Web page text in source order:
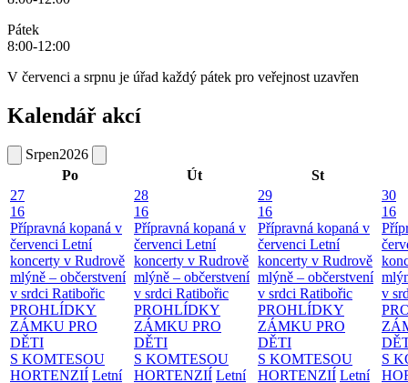
Pátek
8:00-12:00
V červenci a srpnu je úřad každý pátek pro veřejnost uzavřen
Kalendář akcí
Srpen2026
Po
Út
St
27
16
Přípravná kopaná v
červenci Letní
koncerty v Rudrově
mlýně – občerstvení
v srdci Ratibořic
PROHLÍDKY
ZÁMKU PRO
DĚTI
S KOMTESOU
HORTENZIÍ Letní
28
16
Přípravná kopaná v
červenci Letní
koncerty v Rudrově
mlýně – občerstvení
v srdci Ratibořic
PROHLÍDKY
ZÁMKU PRO
DĚTI
S KOMTESOU
HORTENZIÍ Letní
29
16
Přípravná kopaná v
červenci Letní
koncerty v Rudrově
mlýně – občerstvení
v srdci Ratibořic
PROHLÍDKY
ZÁMKU PRO
DĚTI
S KOMTESOU
HORTENZIÍ Letní
30
16
v
S